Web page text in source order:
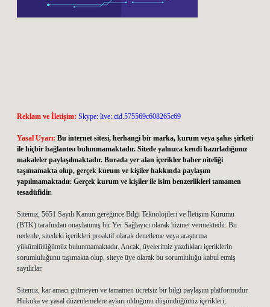
Reklam ve İletişim: Skype: live:.cid.575569c608265c69
Yasal Uyarı: Bu internet sitesi, herhangi bir marka, kurum veya şahıs şirketi
ile hiçbir bağlantısı bulunmamaktadır. Sitede yalnızca kendi hazırladığımız
makaleler paylaşılmaktadır. Burada yer alan içerikler haber niteliği
taşımamakta olup, gerçek kurum ve kişiler hakkında paylaşım
yapılmamaktadır. Gerçek kurum ve kişiler ile isim benzerlikleri tamamen
tesadüfidir.
Sitemiz, 5651 Sayılı Kanun gereğince Bilgi Teknolojileri ve İletişim Kurumu
(BTK) tarafından onaylanmış bir Yer Sağlayıcı olarak hizmet vermektedir. Bu
nedenle, sitedeki içerikleri proaktif olarak denetleme veya araştırma
yükümlülüğümüz bulunmamaktadır. Ancak, üyelerimiz yazdıkları içeriklerin
sorumluluğunu taşımakta olup, siteye üye olarak bu sorumluluğu kabul etmiş
sayılırlar.
Sitemiz, kar amacı gütmeyen ve tamamen ücretsiz bir bilgi paylaşım platformudur.
Hukuka ve yasal düzenlemelere aykırı olduğunu düşündüğünüz içerikleri,